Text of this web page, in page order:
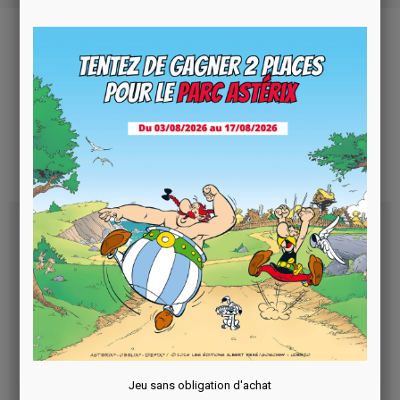
CES ARTICLES
POURRAIENT VOUS
INTÉRESSER
Jeu sans obligation d'achat